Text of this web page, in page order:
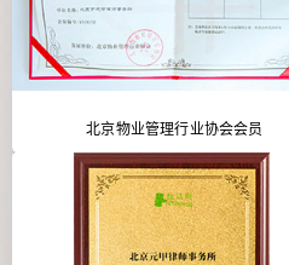
北京物业管理行业协会会员